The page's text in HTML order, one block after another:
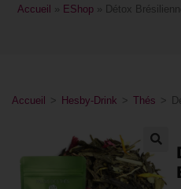
Accueil EShop Détox
Accueil > Hesby-Drink > Thés >